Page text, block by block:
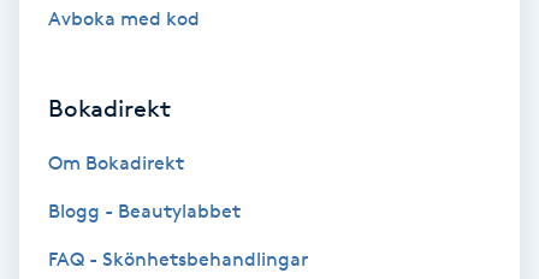
Brynplockning
Bröllopsuppsättning
Celluliter
Avboka med kod
Bokadirekt
Om Bokadirekt
Blogg - Beautylabbet
FAQ - Skönhetsbehandlingar